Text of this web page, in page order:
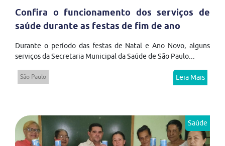
Confira o funcionamento dos serviços de
saúde durante as festas de fim de ano
Durante o período das festas de Natal e Ano Novo, alguns
serviços da Secretaria Municipal da Saúde de São Paulo...
São Paulo Leia Mais
Saúde